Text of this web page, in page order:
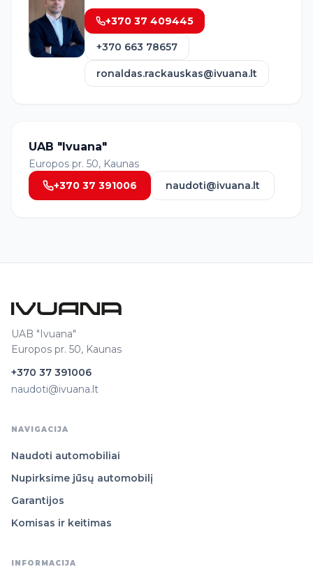
+370 37 409445
+370 663 78657
ronaldas.rackauskas@ivuana.lt
UAB "Ivuana"
Europos pr. 50, Kaunas
+370 37 391006
naudoti@ivuana.lt
UAB "Ivuana"
Europos pr. 50, Kaunas
+370 37 391006
naudoti@ivuana.lt
NAVIGACIJA
Naudoti automobiliai
Nupirksime jūsų automobilį
Garantijos
Komisas ir keitimas
INFORMACIJA